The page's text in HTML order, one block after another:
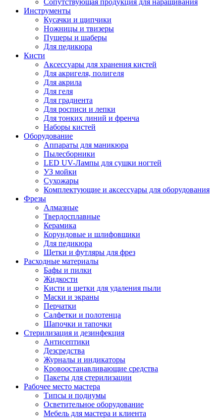
Сопутствующая продукция для наращивания
Инструменты
Кусачки и щипчики
Ножницы и твизеры
Пушеры и шаберы
Для педикюра
Кисти
Аксессуары для хранения кистей
Для акригеля, полигеля
Для акрила
Для геля
Для градиента
Для росписи и лепки
Для тонких линий и френча
Наборы кистей
Оборудование
Аппараты для маникюра
Пылесборники
LED UV-Лампы для сушки ногтей
УЗ мойки
Сухожары
Комплектующие и аксессуары для оборудования
Фрезы
Алмазные
Твердосплавные
Керамика
Корундовые и шлифовщики
Для педикюра
Щетки и футляры для фрез
Расходные материалы
Бафы и пилки
Жидкости
Кисти и щетки для удаления пыли
Маски и экраны
Перчатки
Салфетки и полотенца
Шапочки и тапочки
Стерилизация и дезинфекция
Антисептики
Дезсредства
Журналы и индикаторы
Кровоостанавливающие средства
Пакеты для стерилизации
Рабочее место мастера
Типсы и подиумы
Осветительное оборудование
Мебель для мастера и клиента